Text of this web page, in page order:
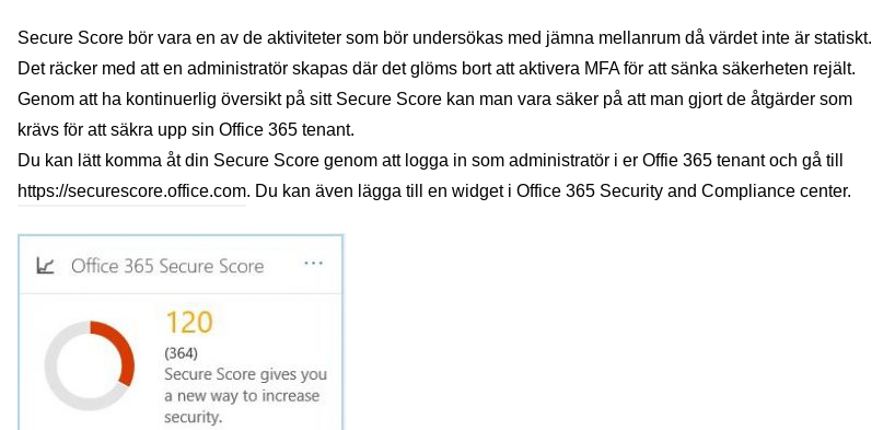
Secure Score bör vara en av de aktiviteter som bör undersökas med jämna mellanrum då värdet inte är statiskt.
Det räcker med att en administratör skapas där det glöms bort att aktivera MFA för att sänka säkerheten rejält.
Genom att ha kontinuerlig översikt på sitt Secure Score kan man vara säker på att man gjort de åtgärder som
krävs för att säkra upp sin Office 365 tenant.
Du kan lätt komma åt din Secure Score genom att logga in som administratör i er Offie 365 tenant och gå till
https://securescore.office.com. Du kan även lägga till en widget i Office 365 Security and Compliance center.